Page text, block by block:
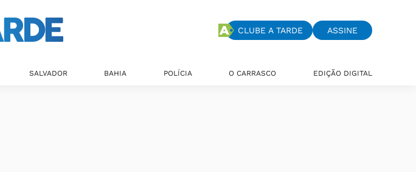
CLUBE A TARDE ASSINE
SALVADOR BAHIA POLÍCIA O CARRASCO EDIÇÃO DIGITAL